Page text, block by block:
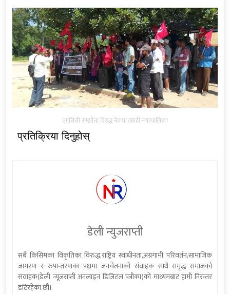
एमसिसी सम्झौता विरुद्ध नेकपा लमही नगरपालिका
प्रतिक्रिया दिनुहोस्
डेली न्युजराप्ती
सबै किसिमका विकृतिका विरुद्ध,राष्ट्रिय स्वाधीनता,अग्रगामी परिवर्तन,सामाजिक
जागरण र रुपान्तरणका पक्षमा जनचेतनाको संवाहक साथै समृद्ध समाजको
संवाहक(डेली न्यूजराप्ती अनलाइन डिजिटल पत्रीका)को माध्यमबाट हामी निरन्तर
डटिरहेका छौं।